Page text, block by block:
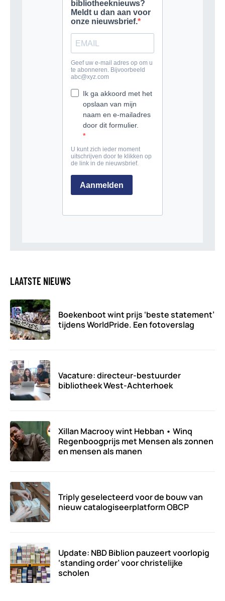
LAATSTE NIEUWS
Boekenboot wint prijs ‘beste statement’
tijdens WorldPride. Een fotoverslag
Vacature: directeur-bestuurder
bibliotheek West-Achterhoek
Xillan Macrooy wint Hebban • Winq
Regenboogprijs met Mensen als zonnen
en mensen als manen
Triply geselecteerd voor de bouw van
nieuw catalogiseerplatform OBCP
Update: NBD Biblion pauzeert voorlopig
‘standing order’ voor christelijke
scholen